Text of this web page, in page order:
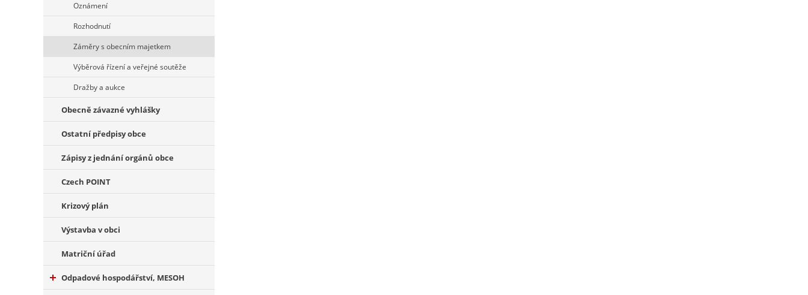
Oznámení
Rozhodnutí
Záměry s obecním majetkem
Výběrová řízení a veřejné soutěže
Dražby a aukce
Obecně závazné vyhlášky
Ostatní předpisy obce
Zápisy z jednání orgánů obce
Czech POINT
Krizový plán
Výstavba v obci
Matriční úřad
Odpadové hospodářství, MESOH